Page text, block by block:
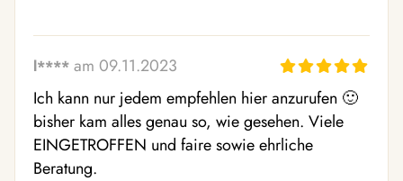
l**** am 09.11.2023
Ich kann nur jedem empfehlen hier anzurufen 🙂
bisher kam alles genau so, wie gesehen. Viele
EINGETROFFEN und faire sowie ehrliche
Beratung.